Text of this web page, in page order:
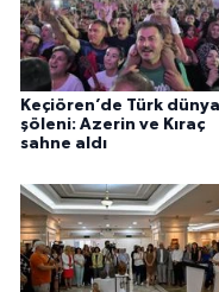
Keçiören’de Türk
şöleni: Azerin ve Kıraç
sahne aldı